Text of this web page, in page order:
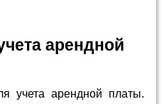
арендной
учета арендной платы.